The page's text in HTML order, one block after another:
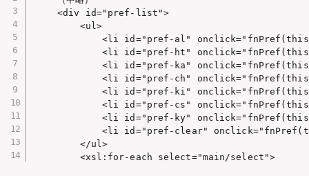
<div id="pref-list">
<ul>
<li id="pref-al" onclick="fnPref(this);">
<li id="pref-ht" onclick="fnPref(this);">北
<li id="pref-ka" onclick="fnPref(this);">
<li id="pref-ch" onclick="fnPref(this);">
<li id="pref-ki" onclick="fnPref(this);">
<li id="pref-cs" onclick="fnPref(this);">
<li id="pref-ky" onclick="fnPref(this);">
<li id="pref-clear" onclick="fnPref(this);">
</ul>
<xsl:for-each select="main/select">